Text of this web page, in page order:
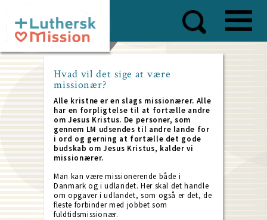
main
content
Hvad vil det sige at være
missionær?
Alle kristne er en slags missionærer. Alle
har en forpligtelse til at fortælle andre
om Jesus Kristus. De personer, som
gennem LM udsendes til andre lande for
i ord og gerning at fortælle det gode
budskab om Jesus Kristus, kalder vi
missionærer.
Man kan være missionerende både i
Danmark og i udlandet. Her skal det handle
om opgaver i udlandet, som også er det, de
fleste forbinder med jobbet som
fuldtidsmissionær.